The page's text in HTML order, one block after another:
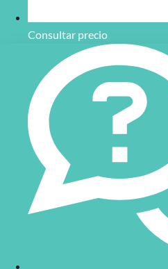
Consultar precio